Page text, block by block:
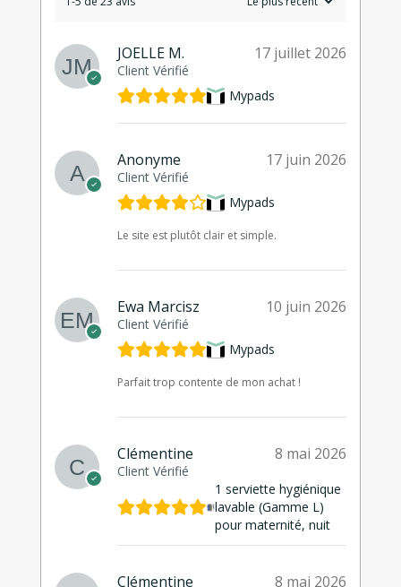
JOELLE M.
Client Vérifié
17 juillet 2026
Mypads
Anonyme
Client Vérifié
17 juin 2026
Mypads
Le site est plutôt clair et simple.
Ewa Marcisz
Client Vérifié
10 juin 2026
Mypads
Parfait trop contente de mon achat !
Clémentine
Client Vérifié
8 mai 2026
1 serviette hygiénique
lavable (Gamme L)
pour maternité, nuit
Clémentine 8 mai 2026